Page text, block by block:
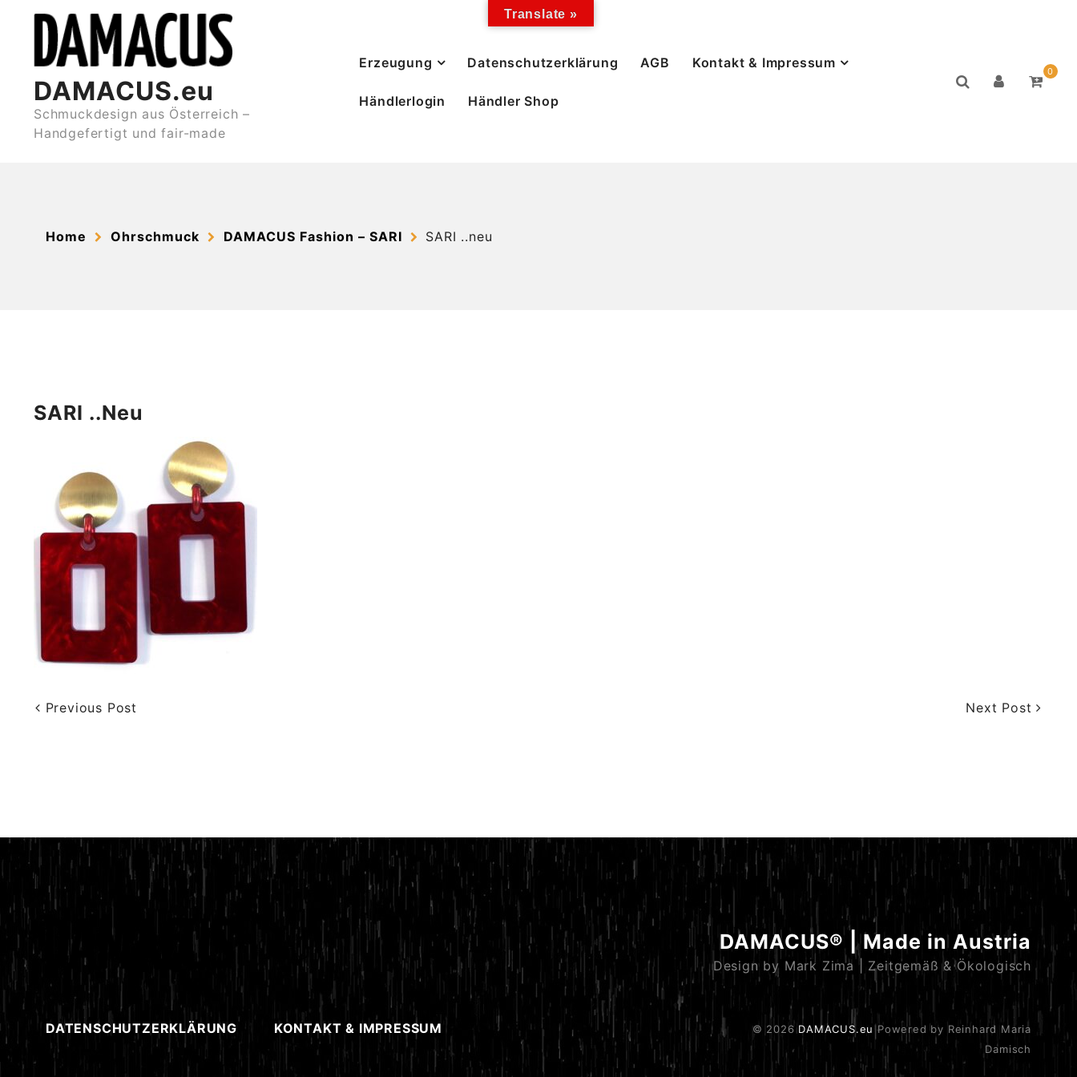
content
DAMACUS.eu
Schmuckdesign aus Österreich –
Handgefertigt und fair-made
Erzeugung Datenschutzerklärung AGB Kontakt & Impressum
Händlerlogin Händler Shop
0
Home Ohrschmuck DAMACUS Fashion – SARI SARI ..neu
SARI ..neu
Previous Post Next Post
DAMACUS® | Made in Austria
Design by Mark Zima | Zeitgemäß & Ökologisch
DATENSCHUTZERKLÄRUNG KONTAKT & IMPRESSUM © 2026 DAMACUS.eu Powered by Reinhard Maria
Damisch
Translate »